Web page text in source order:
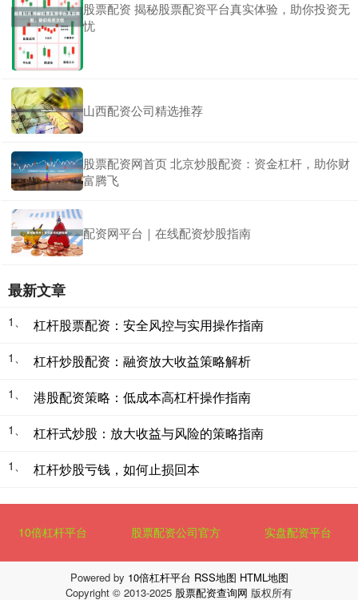
股票配资 揭秘股票配资平台真实体验，助你投资无
忧
山西配资公司精选推荐
股票配资网首页 北京炒股配资：资金杠杆，助你财
富腾飞
配资网平台｜在线配资炒股指南
最新文章
1、 杠杆股票配资：安全风控与实用操作指南
1、 杠杆炒股配资：融资放大收益策略解析
1、 港股配资策略：低成本高杠杆操作指南
1、 杠杆式炒股：放大收益与风险的策略指南
1、 杠杆炒股亏钱，如何止损回本
10倍杠杆平台 股票配资公司官方 实盘配资平台
Powered by 10倍杠杆平台 RSS地图 HTML地图
Copyright © 2013-2025 股票配资查询网 版权所有